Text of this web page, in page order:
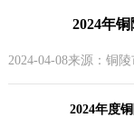
2024年
2024-04-08来源：铜
2024年度